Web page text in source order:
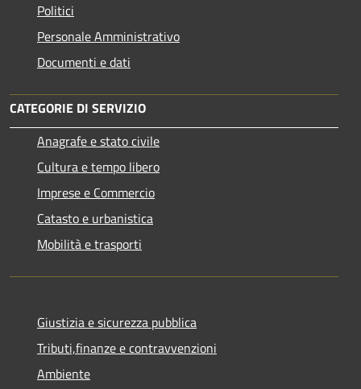
Politici
Personale Amministrativo
Documenti e dati
CATEGORIE DI SERVIZIO
Anagrafe e stato civile
Cultura e tempo libero
Imprese e Commercio
Catasto e urbanistica
Mobilità e trasporti
Giustizia e sicurezza pubblica
Tributi,finanze e contravvenzioni
Ambiente